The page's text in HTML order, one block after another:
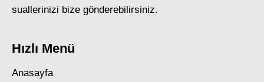
suallerinizi bize gönderebilirsiniz.
Hızlı Menü
Anasayfa